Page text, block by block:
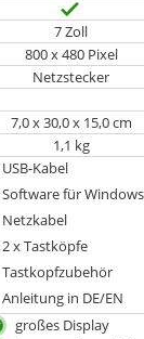
7 Zoll
800 x 480 Pixel
Netzstecker
7,0 x 30,0 x 15,0 cm
1,1 kg
USB-Kabel
Software für Windows
Netzkabel
2 x Tastköpfe
Tastkopfzubehör
Anleitung in DE/EN
großes Display